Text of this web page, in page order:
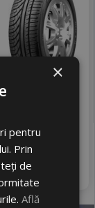
- 4 buc
2/3 zile
in cos
×
pentru
Prin
de
Află